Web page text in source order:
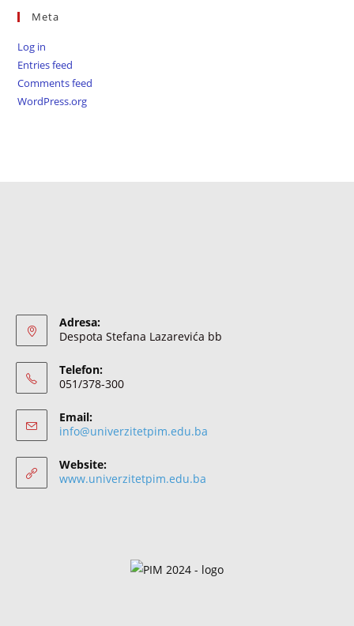
Meta
Log in
Entries feed
Comments feed
WordPress.org
Adresa:
Despota Stefana Lazarevića bb
Telefon:
051/378-300
Email:
info@univerzitetpim.edu.ba
Website:
www.univerzitetpim.edu.ba